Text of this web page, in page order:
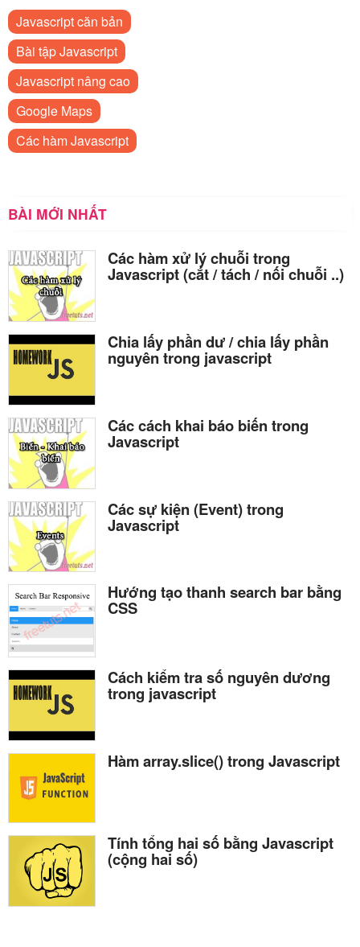
Javascript căn bản
Bài tập Javascript
Javascript nâng cao
Google Maps
Các hàm Javascript
BÀI MỚI NHẤT
Các hàm xử lý chuỗi trong
Javascript (cắt / tách / nối chuỗi ..)
Chia lấy phần dư / chia lấy phần
nguyên trong javascript
Các cách khai báo biến trong
Javascript
Các sự kiện (Event) trong
Javascript
Hướng tạo thanh search bar bằng
CSS
Cách kiểm tra số nguyên dương
trong javascript
Hàm array.slice() trong Javascript
Tính tổng hai số bằng Javascript
(cộng hai số)